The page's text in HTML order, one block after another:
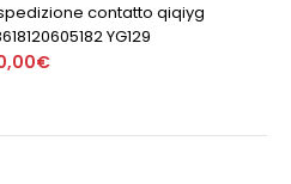
contatto qiqiyg
YG129